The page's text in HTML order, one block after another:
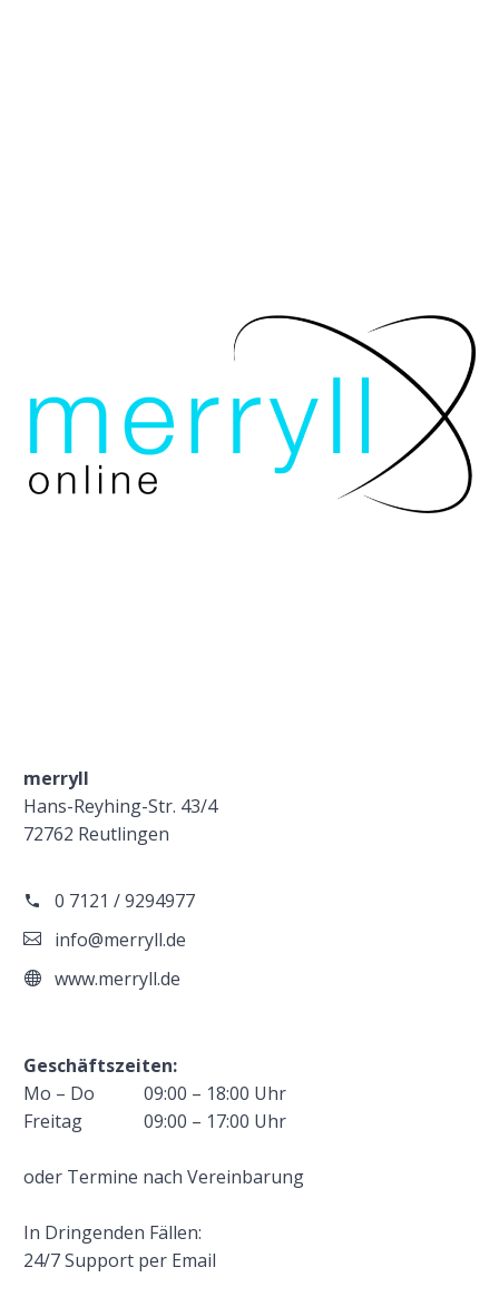
merryll
Hans-Reyhing-Str. 43/4
72762 Reutlingen
0 7121 / 9294977
info@merryll.de
www.merryll.de
Geschäftszeiten:
Mo – Do
09:00 – 18:00 Uhr
Freitag
09:00 – 17:00 Uhr
oder Termine nach Vereinbarung
In Dringenden Fällen:
24/7 Support per Email